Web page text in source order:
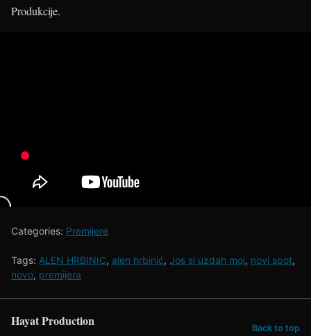
Produkcije.
Categories: Premijere
Tags: ALEN HRBINIC, alen hrbinić, Jos si uzdah moj, novi spot,
novo, premijera
Hayat Production Back to top